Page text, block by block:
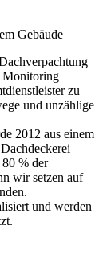
Monitoring
zu
und unzählige
2012 aus einem
% der
wir setzen auf
und werden